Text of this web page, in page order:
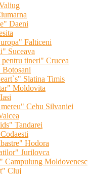
Daeni
Falticeni
Suceava
tineri" Crucea
Slatina Timis
Moldovita
Cehu Silvaniei
Tandarei
Hodora
Jurilovca
Campulung Moldovenesc
Cluj